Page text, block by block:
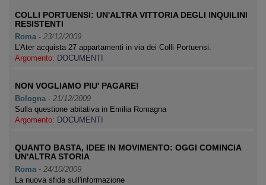
COLLI PORTUENSI: UN'ALTRA VITTORIA DEGLI INQUILINI
RESISTENTI
Roma - 23/12/2009
L'Ater acquista 27 appartamenti in via dei Colli Portuensi.
Argomento: DOCUMENTI
NON VOGLIAMO PIU' PAGARE!
Bologna - 21/12/2009
Sulla questione abitativa in Emilia Romagna
Argomento: DOCUMENTI
QUANTO BASTA, IDEE IN MOVIMENTO: OGGI COMINCIA
UN'ALTRA STORIA
Roma - 24/10/2009
La nuova sfida sull'informazione